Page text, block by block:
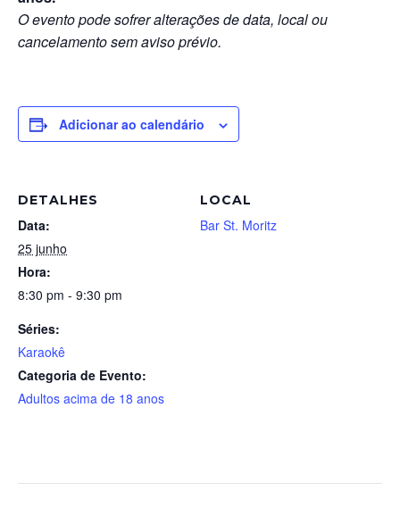
O evento pode sofrer alterações de data, local ou
cancelamento sem aviso prévio.
Adicionar ao calendário
DETALHES
Data:
25 junho
Hora:
8:30 pm - 9:30 pm
Séries:
Karaokê
Categoria de Evento:
Adultos acima de 18 anos
LOCAL
Bar St. Moritz